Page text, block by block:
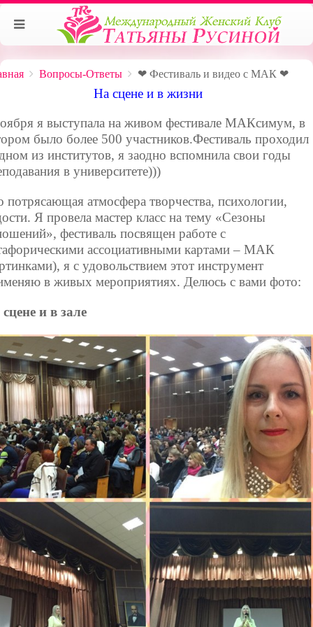
Вопросы-Ответы ❤ Фестиваль и видео с МАК ❤
На сцене и в жизни
я выступала на живом фестивале МАКсимум, в
было более 500 участников.Фестиваль проходил
из институтов, я заодно вспомнила свои годы
в университете)))
потрясающая атмосфера творчества, психологии,
Я провела мастер класс на тему «Сезоны
фестиваль посвящен работе с
ассоциативными картами – МАК
я с удовольствием этот инструмент
в живых мероприятиях. Делюсь с вами фото:
и в зале